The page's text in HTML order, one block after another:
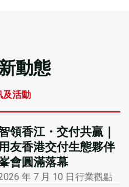
動態
及活動
領香江・交付共贏｜
友香港交付生態夥伴
會圓滿落幕
年 7 月 10 日 行業觀點